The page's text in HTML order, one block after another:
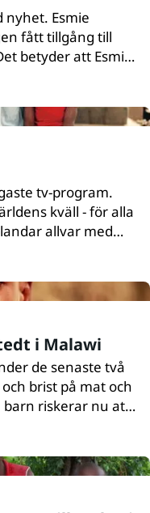
nyhet. Esmie
fått tillgång till
betyder att Esmie
utbildning.
tv-program.
kväll - för alla
allvar med
du hänger med!
i Malawi
de senaste två
brist på mat och
barn riskerar nu att
I mars åkte Jenny
Niklas Strömstedt
Elias.